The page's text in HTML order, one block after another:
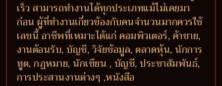
เร็ว สามารถทำงานได้ทุกประเภทแม้ไม่เคยมา
ก่อน ผู้ที่ทำงานเกี่ยวข้องกับคนจำนวนมากควรใช้
เลขนี้ อาชีพที่เหมาะได้แก่ คอมพิวเตอร์, ค้าขาย,
งานต้อนรับ, บัญชี, วิจัยข้อมูล, ตลาดหุ้น, นักการ
ทูต, กฏหมาย, นักเขียน , บัญชี, ประชาสัมพันธ์,
การประสานงานต่างๆ ,หนังสือ